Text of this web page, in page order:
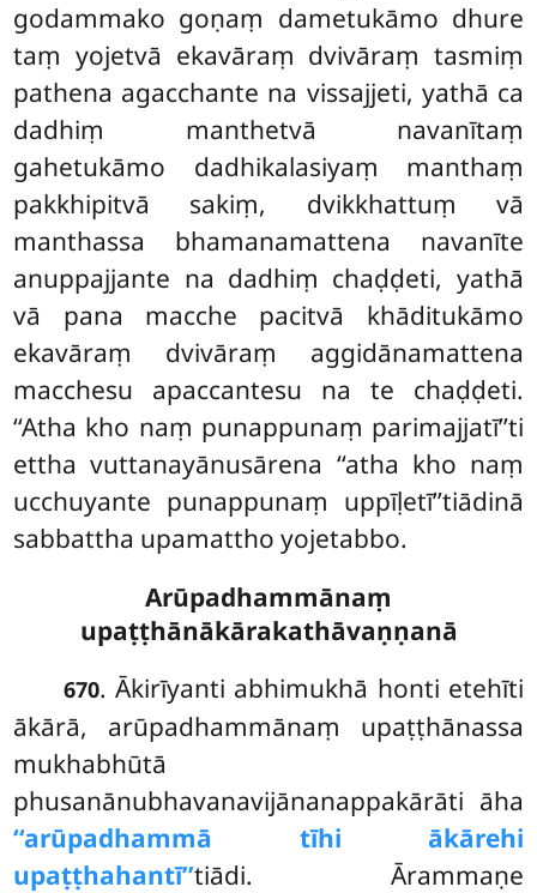
godammako goṇaṃ dametukāmo dhure
taṃ yojetvā ekavāraṃ dvivāraṃ tasmiṃ
pathena agacchante na vissajjeti, yathā ca
dadhiṃ manthetvā navanītaṃ
gahetukāmo dadhikalasiyaṃ manthaṃ
pakkhipitvā sakiṃ, dvikkhattuṃ vā
manthassa bhamanamattena navanīte
anuppajjante na dadhiṃ chaḍḍeti, yathā
vā pana macche pacitvā khāditukāmo
ekavāraṃ dvivāraṃ aggidānamattena
macchesu apaccantesu na te chaḍḍeti.
‘‘Atha kho naṃ punappunaṃ parimajjatī’’ti
ettha vuttanayānusārena ‘‘atha kho naṃ
ucchuyante punappunaṃ uppīḷetī’’tiādinā
sabbattha upamattho yojetabbo.
Arūpadhammānaṃ
upaṭṭhānākārakathāvaṇṇanā
670. Ākirīyanti abhimukhā honti etehīti
ākārā, arūpadhammānaṃ upaṭṭhānassa
mukhabhūtā
phusanānubhavanavijānanappakārāti āha
‘‘arūpadhammā tīhi ākārehi
upaṭṭhahantī’’tiādi. Ārammaṇe